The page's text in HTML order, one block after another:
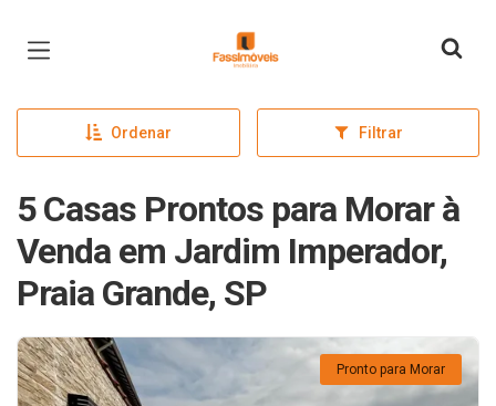
Página inicial
Ordenar Filtrar
5 Casas Prontos para Morar à
Venda em Jardim Imperador,
Praia Grande, SP
Pronto para Morar